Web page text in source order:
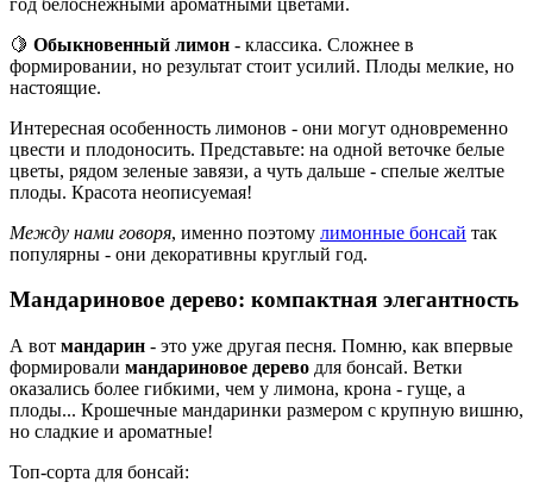
🍋 Обыкновенный лимон - классика. Сложнее в
формировании, но результат стоит усилий. Плоды мелкие, но
настоящие.
Интересная особенность лимонов - они могут одновременно
цвести и плодоносить. Представьте: на одной веточке белые
цветы, рядом зеленые завязи, а чуть дальше - спелые желтые
плоды. Красота неописуемая!
Между нами говоря, именно поэтому лимонные бонсай так
популярны - они декоративны круглый год.
Мандариновое дерево: компактная элегантность
А вот мандарин - это уже другая песня. Помню, как впервые
формировали мандариновое дерево для бонсай. Ветки
оказались более гибкими, чем у лимона, крона - гуще, а
плоды... Крошечные мандаринки размером с крупную вишню,
но сладкие и ароматные!
Топ-сорта для бонсай: